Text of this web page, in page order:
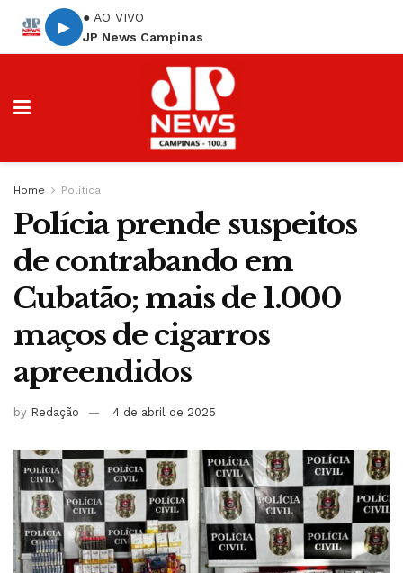
▶
● AO VIVO
JP News Campinas
Home Política
Polícia prende suspeitos
de contrabando em
Cubatão; mais de 1.000
maços de cigarros
apreendidos
by Redação 4 de abril de 2025